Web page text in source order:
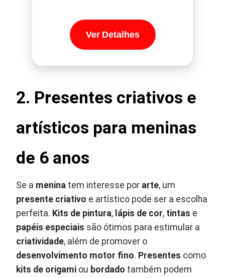
Ver Detalhes
2. Presentes criativos e
artísticos para meninas
de 6 anos
Se a menina tem interesse por arte, um
presente criativo e artístico pode ser a escolha
perfeita. Kits de pintura, lápis de cor, tintas e
papéis especiais são ótimos para estimular a
criatividade, além de promover o
desenvolvimento motor fino. Presentes como
kits de origami ou bordado também podem